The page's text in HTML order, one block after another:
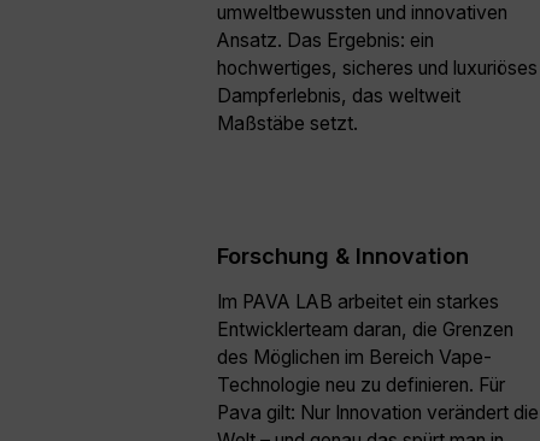
umweltbewussten und innovativen
Ansatz. Das Ergebnis: ein
hochwertiges, sicheres und luxuriöses
Dampferlebnis, das weltweit
Maßstäbe setzt.
Forschung & Innovation
Im PAVA LAB arbeitet ein starkes
Entwicklerteam daran, die Grenzen
des Möglichen im Bereich Vape-
Technologie neu zu definieren. Für
Pava gilt: Nur Innovation verändert die